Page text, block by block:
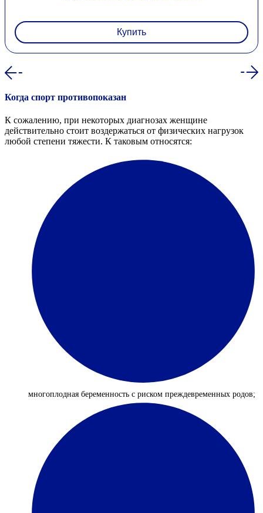
Купить
Когда спорт противопоказан
К сожалению, при некоторых диагнозах женщине
действительно стоит воздержаться от физических нагрузок
любой степени тяжести. К таковым относятся:
многоплодная беременность с риском преждевременных родов;